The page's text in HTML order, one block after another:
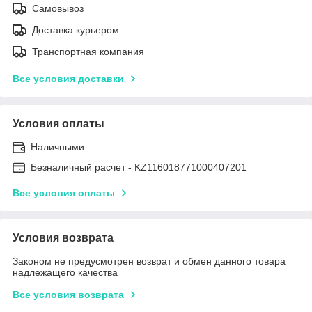
Самовывоз
Доставка курьером
Транспортная компания
Все условия доставки
Условия оплаты
Наличными
Безналичный расчет - KZ116018771000407201
Все условия оплаты
Условия возврата
Законом не предусмотрен возврат и обмен данного товара
надлежащего качества
Все условия возврата